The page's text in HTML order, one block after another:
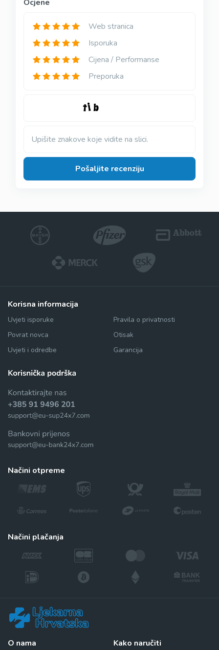
Ocjene
Web stranica
Isporuka
Cijena / Performanse
Preporuka
Upišite znakove koje vidite na slici.
Pošaljite recenziju
korisna informacija
Uvjeti isporuke
Povrat novca
Uvjeti i odredbe
Pravila o privatnosti
Otisak
Garancija
načini otpreme
načini plačanja
O nama Kako naručiti